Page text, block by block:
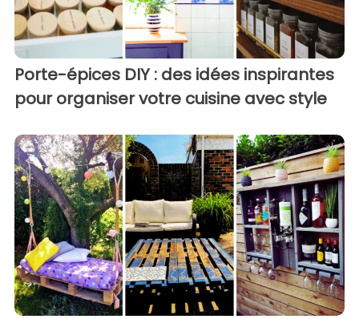
Porte-épices DIY : des idées inspirantes
pour organiser votre cuisine avec style